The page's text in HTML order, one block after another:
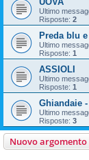
Ultimo
Risposte: 2
Preda blu
Ultimo
Risposte: 1
ASSIOLI
Ultimo
Risposte: 1
Ghiandaie
Ultimo
Risposte: 3
Nuovo argomento